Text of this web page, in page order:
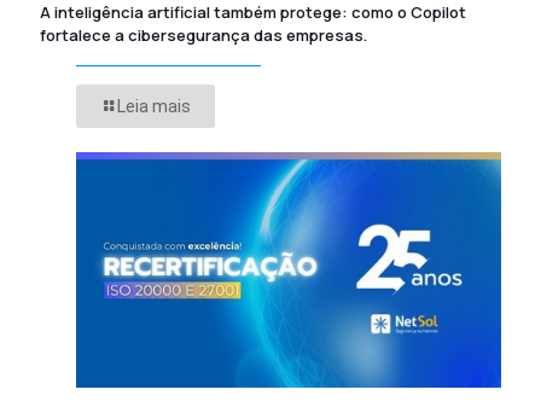
A inteligência artificial também protege: como o Copilot
fortalece a cibersegurança das empresas.
Leia mais